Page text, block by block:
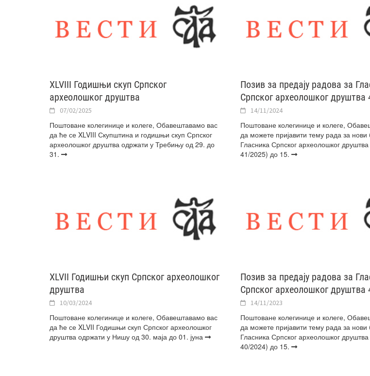
XLVIII Годишњи скуп Српског
археолошког друштва
07/02/2025
Поштоване колегинице и колеге, Обавештавамо вас
да ће се XLVIII Скупштина и годишњи скуп Српског
археолошког друштва одржати у Требињу од 29. до
31.
Позив за предају радова за
Српског археолошког друштва
14/11/2024
Поштоване колегинице и колеге,
да можете пријавити тему рада за нови
Гласника Српског археолошког
41/2025) до 15.
XLVII Годишњи скуп Српског археолошког
друштва
10/03/2024
Поштоване колегинице и колеге, Обавештавамо вас
да ће се XLVII Годишњи скуп Српског археолошког
друштва одржати у Нишу од 30. маја до 01. јуна
Позив за предају радова за
Српског археолошког друштва
14/11/2023
Поштоване колегинице и колеге,
да можете пријавити тему рада за нови
Гласника Српског археолошког
40/2024) до 15.